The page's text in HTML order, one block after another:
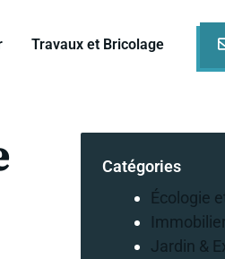
Travaux et Bricolage
Catégories
Écologie
Jardin &